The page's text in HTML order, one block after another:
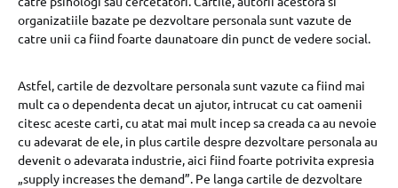
organizatiile bazate pe dezvoltare personala sunt vazute de
catre unii ca fiind foarte daunatoare din punct de vedere social.
Astfel, cartile de dezvoltare personala sunt vazute ca fiind mai
mult ca o dependenta decat un ajutor, intrucat cu cat oamenii
citesc aceste carti, cu atat mai mult incep sa creada ca au nevoie
cu adevarat de ele, in plus cartile despre dezvoltare personala au
devenit o adevarata industrie, aici fiind foarte potrivita expresia
„supply increases the demand”. Pe langa cartile de dezvoltare